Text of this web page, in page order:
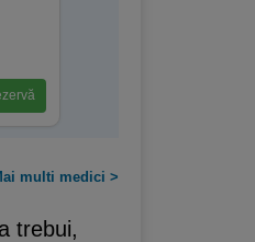
multi medici >
trebui,